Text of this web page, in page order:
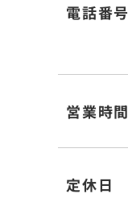
電話番号
営業時間
定休日